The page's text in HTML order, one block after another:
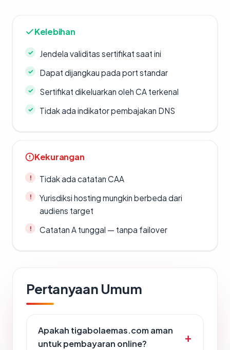
Kelebihan
Jendela validitas sertifikat saat ini
Dapat dijangkau pada port standar
Sertifikat dikeluarkan oleh CA terkenal
Tidak ada indikator pembajakan DNS
Kekurangan
Tidak ada catatan CAA
Yurisdiksi hosting mungkin berbeda dari
audiens target
Catatan A tunggal — tanpa failover
Pertanyaan Umum
Apakah tigabolaemas.com aman
untuk pembayaran online?